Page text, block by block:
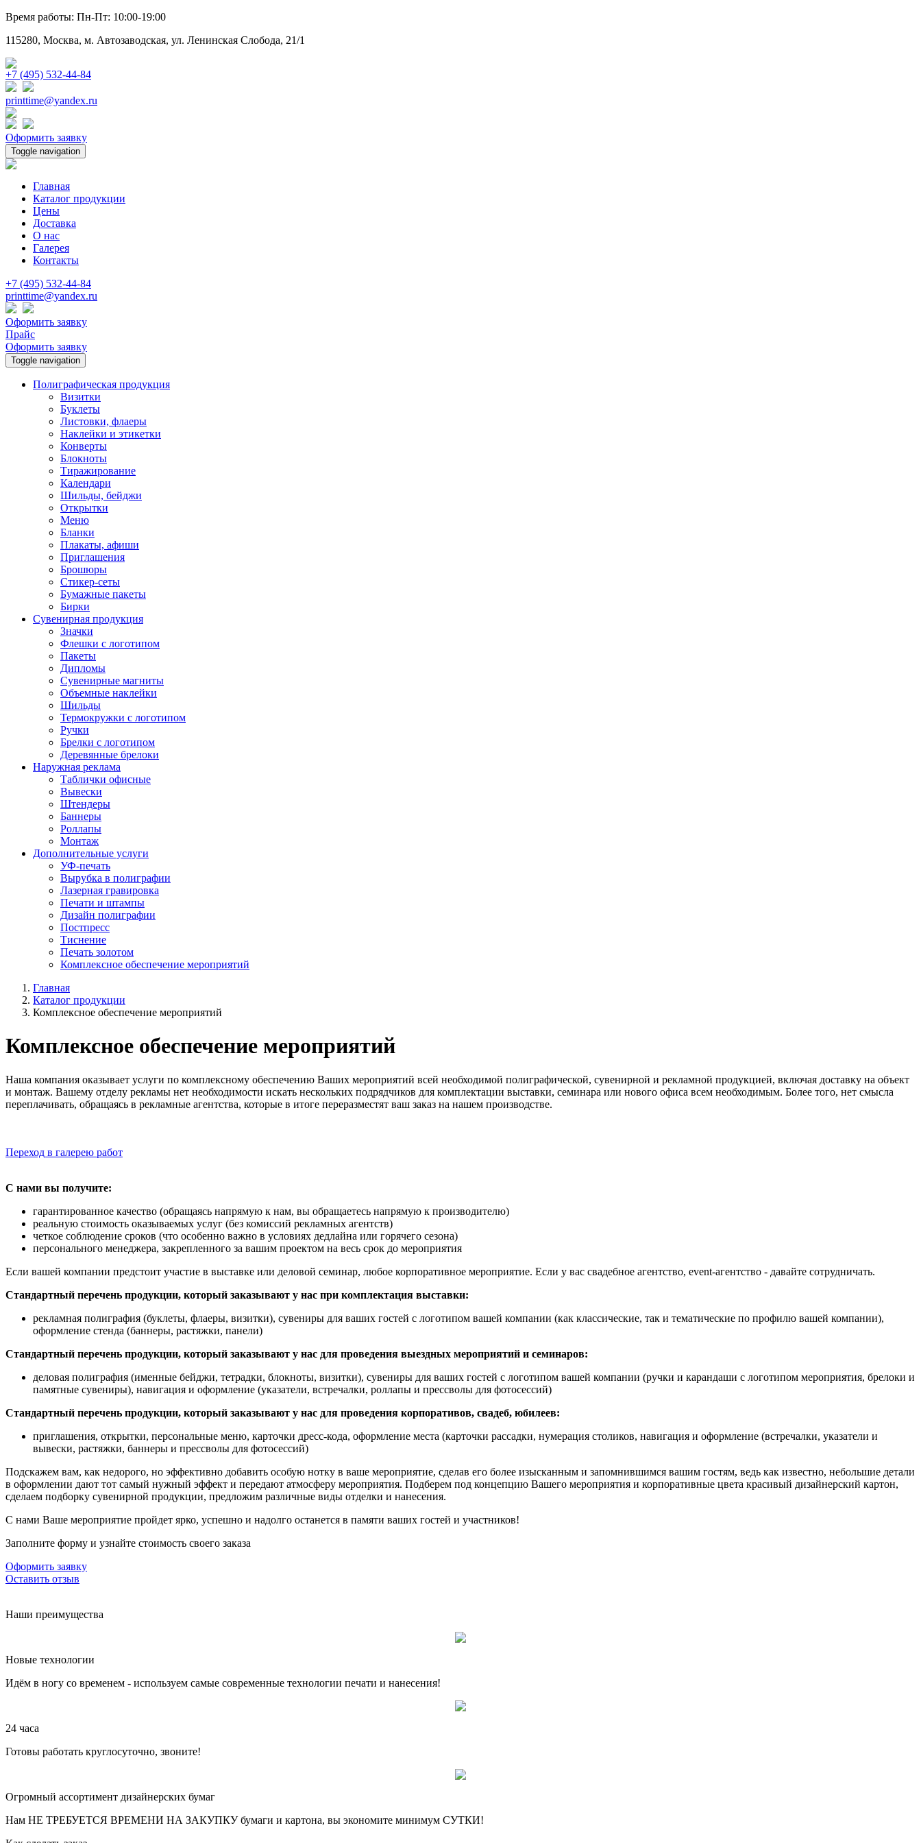
Время работы: Пн-Пт: 10:00-19:00
115280, Москва, м. Автозаводская, ул. Ленинская Слобода, 21/1
+7 (495) 532-44-84
printtime@yandex.ru
Оформить заявку
Toggle navigation
Главная
Каталог продукции
Цены
Доставка
О нас
Галерея
Контакты
+7 (495) 532-44-84
printtime@yandex.ru
Оформить заявку
Прайс
Оформить заявку
Toggle navigation
Полиграфическая продукция
Визитки
Буклеты
Листовки, флаеры
Наклейки и этикетки
Конверты
Блокноты
Тиражирование
Календари
Шильды, бейджи
Открытки
Меню
Бланки
Плакаты, афиши
Приглашения
Брошюры
Стикер-сеты
Бумажные пакеты
Бирки
Сувенирная продукция
Значки
Флешки с логотипом
Пакеты
Дипломы
Сувенирные магниты
Объемные наклейки
Шильды
Термокружки с логотипом
Ручки
Брелки с логотипом
Деревянные брелоки
Наружная реклама
Таблички офисные
Вывески
Штендеры
Баннеры
Роллапы
Монтаж
Дополнительные услуги
УФ-печать
Вырубка в полиграфии
Лазерная гравировка
Печати и штампы
Дизайн полиграфии
Постпресс
Тиснение
Печать золотом
Комплексное обеспечение мероприятий
Главная
Каталог продукции
Комплексное обеспечение мероприятий
Комплексное обеспечение мероприятий
Наша компания оказывает услуги по комплексному обеспечению Ваших мероприятий всей необходимой полиграфической, сувенирной и рекламной продукцией, включая доставку на объект
и монтаж. Вашему отделу рекламы нет необходимости искать нескольких подрядчиков для комплектации выставки, семинара или нового офиса всем необходимым. Более того, нет смысла
переплачивать, обращаясь в рекламные агентства, которые в итоге переразместят ваш заказ на нашем производстве.
Переход в галерею работ
С нами вы получите:
гарантированное качество (обращаясь напрямую к нам, вы обращаетесь напрямую к производителю)
реальную стоимость оказываемых услуг (без комиссий рекламных агентств)
⁠четкое соблюдение сроков (что особенно важно в условиях дедлайна или горячего сезона)
персонального менеджера, закрепленного за вашим проектом на весь срок до мероприятия
Если вашей компании предстоит участие в выставке или деловой семинар, любое корпоративное мероприятие. Если у вас свадебное агентство, event-агентство - давайте сотрудничать.
Стандартный перечень продукции, который заказывают у нас при комплектация выставки:
рекламная полиграфия (буклеты, флаеры, визитки), сувениры для ваших гостей с логотипом вашей компании (как классические, так и тематические по профилю вашей компании),
оформление стенда (баннеры, растяжки, панели)
Стандартный перечень продукции, который заказывают у нас для проведения выездных мероприятий и семинаров:
деловая полиграфия (именные бейджи, тетрадки, блокноты, визитки), сувениры для ваших гостей с логотипом вашей компании (ручки и карандаши с логотипом мероприятия, брелоки и
памятные сувениры), навигация и оформление (указатели, встречалки, роллапы и прессволы для фотосессий)
Стандартный перечень продукции, который заказывают у нас для проведения корпоративов, свадеб, юбилеев:
приглашения, открытки, персональные меню, карточки дресс-кода, оформление места (карточки рассадки, нумерация столиков, навигация и оформление (встречалки, указатели и
вывески, растяжки, баннеры и прессволы для фотосессий)
Подскажем вам, как недорого, но эффективно добавить особую нотку в ваше мероприятие, сделав его более изысканным и запомнившимся вашим гостям, ведь как известно, небольшие детали
в оформлении дают тот самый нужный эффект и передают атмосферу мероприятия. Подберем под концепцию Вашего мероприятия и корпоративные цвета красивый дизайнерский картон,
сделаем подборку сувенирной продукции, предложим различные виды отделки и нанесения.
С нами Ваше мероприятие пройдет ярко, успешно и надолго останется в памяти ваших гостей и участников!
Заполните форму и узнайте стоимость своего заказа
Оформить заявку
Оставить отзыв
Наши преимущества
Новые технологии
Идём в ногу со временем - используем самые современные технологии печати и нанесения!
24 часа
Готовы работать круглосуточно, звоните!
Огромный ассортимент дизайнерских бумаг
Нам НЕ ТРЕБУЕТСЯ ВРЕМЕНИ НА ЗАКУПКУ бумаги и картона, вы экономите минимум СУТКИ!